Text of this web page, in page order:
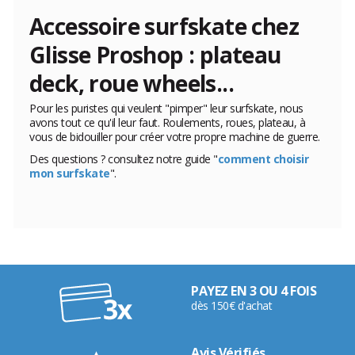
Accessoire surfskate chez
Glisse Proshop : plateau
deck, roue wheels...
Pour les puristes qui veulent "pimper" leur surfskate, nous
avons tout ce qu'il leur faut. Roulements, roues, plateau, à
vous de bidouiller pour créer votre propre machine de guerre.
Des questions ? consultez notre guide "comment choisir
mon surfskate".
PAYEZ EN 3 OU 4 FOIS
dès 150€ d'achat